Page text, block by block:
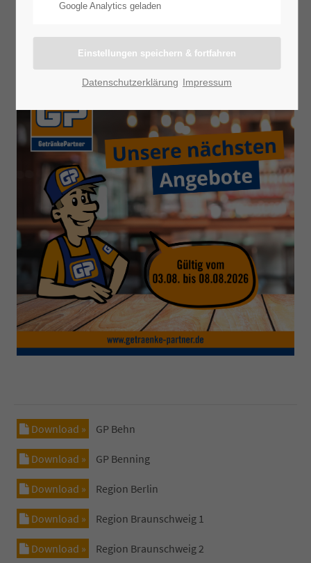
Download » GP Behn
Download » GP Benning
Download » Region Berlin
Download » Region Braunschweig 1
Download » Region Braunschweig 2
Google Analytics geladen
Datenschutzerklärung Impressum